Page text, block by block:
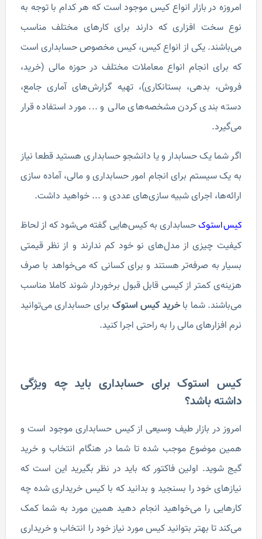
امروزه در بازار انواع کیس موجود است که هر کدام با توجه به
نوع سخت افزاری که دارند برای کارهای مختلف مناسب
می‌باشند. یکی از انواع کیس، کیس‌ مخصوص حسابداری است
که برای انجام انواع معاملات مختلف در حوزه مالی (خرید،
فروش، بدهی، بستانکاری)، تهیه گزارش‌های آماری جامع،
دسته بندی کردن مشخصه‌های مالی و ... مورد استفاده قرار
می‌گیرد.
اگر شما یک حسابدار و یا دانشجو حسابداری هستید قطعا نیاز
به یک سیستم برای انجام امور حسابداری و مالی، آماده سازی
ارائه‌ها، اجرای شبیه سازی‌های عددی و ... خواهید داشت.
کیس استوکحسابداری به کیس‌هایی گفته می‌شود که از لحاظ
کیفیت چیزی از مدل‌های نو خود کم ندارند و از نظر قیمتی
بسیار به صرفه‌تر هستند و برای کسانی که می‌خواهد با صرف
هزینه‌ی کمتر از کیسی قابل قبول برخوردار شوند کاملا مناسب
می‌باشند. شما باخرید کیس استوک برای حسابداری می‌توانید
نرم افزارهای مالی را به راحتی اجرا کنید.
کیس استوک برای حسابداری باید چه ویژگی
داشته باشد؟
امروز در بازار طیف وسیعی از کیس حسابداری موجود است و
همین موضوع موجب شده تا شما در هنگام انتخاب و خرید
گیج شوید. اولین فاکتور که باید در نظر بگیرید این است که
نیازهای خود را بسنجید و بدانید که با کیس خریداری شده چه
کارهایی را می‌خواهید انجام دهید همین مورد به شما کمک
می‌کند تا بهتر بتوانید کیس مورد نیاز خود را انتخاب و خریداری